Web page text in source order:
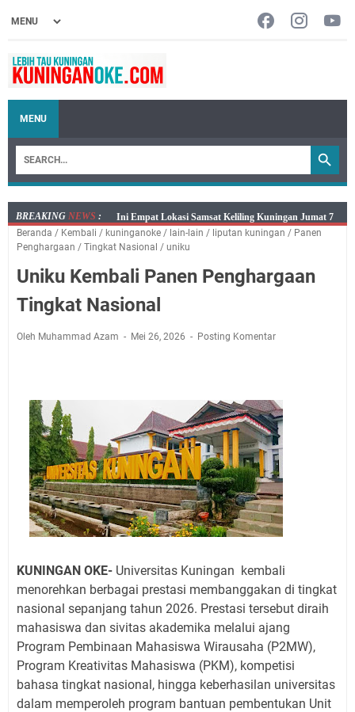
MENU
BREAKING NEWS :
Jumat 7 Agustus 2026 Mobil SIM Keliling Ada di
Kecamatan Sindangagung
Dicabut Dari Hidupmu, Kamu Akan Tetap Berjalan
Kelaparan Meskipun Memiliki Sekarung Penuh Uang
juga Tempat Beristirahat yang Paling Menenangkan, Ini
Warga Mulai Kesulitan Air Bersih Akibat Kekeringan,
Polres Kuningan dan PAM Tirta Kamuning Salurakan
12 Ribu Liter
Uniku Jadi Tuan Rumah Pendampingan Penyusunan
Dokumen SPMI
Sudahkah Kita Merdeka Dari Hawa Nafsu?
Info Sembako di Pasar Kepuh Kuningan Kamis 6
Agenda Kegiatan Bupati Kuningan Jumat 7 Agustus
2026 Ada Tiga, Tapi yang Bakal Dihadiri Hanya Satu
Ini Empat Lokasi Samsat Keliling Kuningan Jumat 7
Agustus 2026
Beranda / Kembali / kuninganoke / lain-lain / liputan kuningan / Panen
Penghargaan / Tingkat Nasional / uniku
Uniku Kembali Panen Penghargaan
Tingkat Nasional
Oleh Muhammad Azam Mei 26, 2026 Posting Komentar
KUNINGAN OKE- Universitas Kuningan kembali
menorehkan berbagai prestasi membanggakan di tingkat
nasional sepanjang tahun 2026. Prestasi tersebut diraih
mahasiswa dan sivitas akademika melalui ajang
Program Pembinaan Mahasiswa Wirausaha (P2MW),
Program Kreativitas Mahasiswa (PKM), kompetisi
bahasa tingkat nasional, hingga keberhasilan universitas
dalam memperoleh program bantuan pembentukan Unit